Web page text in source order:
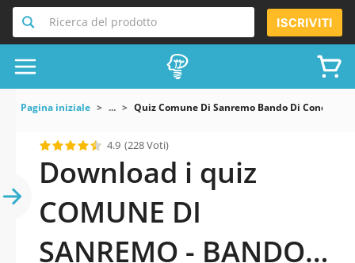
Ricerca del prodotto ISCRIVITI
Pagina iniziale ... Quiz Comune Di Sanremo Bando Di
4.9 (228 Voti)
Download i quiz
COMUNE DI
SANREMO - BANDO